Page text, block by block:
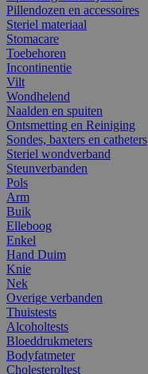
Pillendozen en accessoires
Steriel materiaal
Stomacare
Toebehoren
Incontinentie
Vilt
Wondhelend
Naalden en spuiten
Ontsmetting en Reiniging
Sondes, baxters en catheters
Steriel wondverband
Steunverbanden
Pols
Arm
Buik
Elleboog
Enkel
Hand Duim
Knie
Nek
Overige verbanden
Thuistests
Alcoholtests
Bloeddrukmeters
Bodyfatmeter
Cholesteroltest